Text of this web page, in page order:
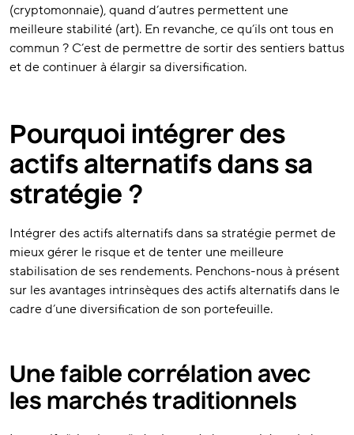
(cryptomonnaie), quand d’autres permettent une
meilleure stabilité (art). En revanche, ce qu’ils ont tous en
commun ? C’est de permettre de sortir des sentiers battus
et de continuer à élargir sa diversification.
Pourquoi intégrer des
actifs alternatifs dans sa
stratégie ?
Intégrer des actifs alternatifs dans sa stratégie permet de
mieux gérer le risque et de tenter une meilleure
stabilisation de ses rendements. Penchons-nous à présent
sur les avantages intrinsèques des actifs alternatifs dans le
cadre d’une diversification de son portefeuille.
Une faible corrélation avec
les marchés traditionnels